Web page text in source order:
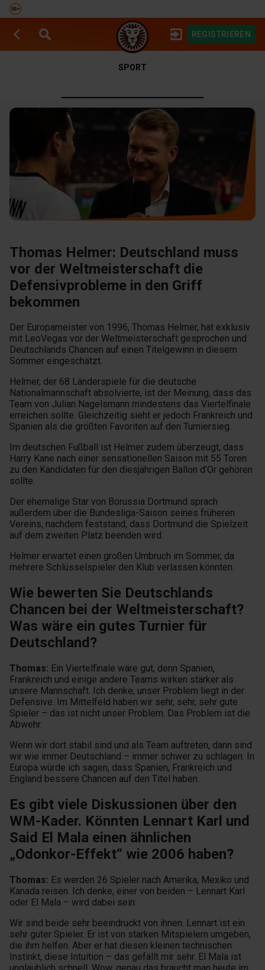
REGISTRIEREN
SPORT
Thomas Helmer: Deutschland muss
vor der Weltmeisterschaft die
Defensivprobleme in den Griff
bekommen
Der Europameister von 1996, Thomas Helmer, hat exklusiv
mit LeoVegas vor der Weltmeisterschaft gesprochen und
Deutschlands Chancen auf einen Titelgewinn in diesem
Sommer eingeschätzt.
Helmer, der 68 Länderspiele für die deutsche
Nationalmannschaft absolvierte, ist der Meinung, dass das
Team von Julian Nagelsmann mindestens das Viertelfinale
erreichen sollte. Gleichzeitig sieht er jedoch Frankreich und
Spanien als die größten Favoriten auf den Turniersieg.
Im deutschen Fußball ist Helmer zudem überzeugt, dass
Harry Kane nach einer sensationellen Saison mit 55 Toren
zu den Kandidaten für den diesjährigen Ballon d’Or gehören
sollte.
Der ehemalige Star von Borussia Dortmund sprach
außerdem über die Bundesliga-Saison seines früheren
Vereins, nachdem feststand, dass Dortmund die Spielzeit
auf dem zweiten Platz beenden wird.
Helmer erwartet einen großen Umbruch im Sommer, da
mehrere Schlüsselspieler den Klub verlassen könnten.
Wie bewerten Sie Deutschlands
Chancen bei der Weltmeisterschaft?
Was wäre ein gutes Turnier für
Deutschland?
Thomas: Ein Viertelfinale wäre gut, denn Spanien,
Frankreich und einige andere Teams wirken stärker als
unsere Mannschaft. Ich denke, unser Problem liegt in der
Defensive. Im Mittelfeld haben wir sehr, sehr, sehr gute
Spieler – das ist nicht unser Problem. Das Problem ist die
Abwehr.
Wenn wir dort stabil sind und als Team auftreten, dann sind
wir wie immer Deutschland – immer schwer zu schlagen. In
Europa würde ich sagen, dass Spanien, Frankreich und
England bessere Chancen auf den Titel haben.
Es gibt viele Diskussionen über den
WM-Kader. Könnten Lennart Karl und
Said El Mala einen ähnlichen
„Odonkor-Effekt“ wie 2006 haben?
Thomas: Es werden 26 Spieler nach Amerika, Mexiko und
Kanada reisen. Ich denke, einer von beiden – Lennart Karl
oder El Mala – wird dabei sein.
Wir sind beide sehr beeindruckt von ihnen. Lennart ist ein
sehr guter Spieler. Er ist von starken Mitspielern umgeben,
die ihm helfen. Aber er hat diesen kleinen technischen
Instinkt, diese Intuition – das gefällt mir sehr. El Mala ist